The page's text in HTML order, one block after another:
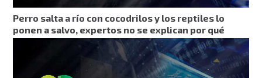
Perro salta a río con cocodrilos y los reptiles lo
ponen a salvo, expertos no se explican por qué